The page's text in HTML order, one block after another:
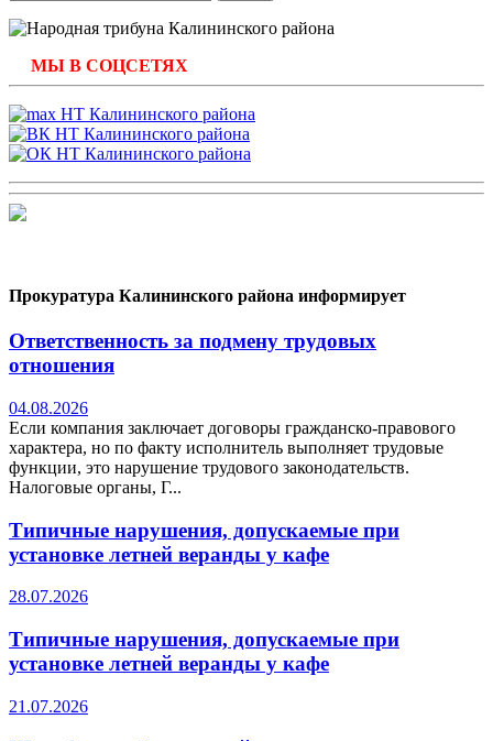
МЫ В СОЦСЕТЯХ
Прокуратура Калининского района информирует
Ответственность за подмену трудовых
отношения
04.08.2026
Если компания заключает договоры гражданско-правового
характера, но по факту исполнитель выполняет трудовые
функции, это нарушение трудового законодательств.
Налоговые органы, Г...
Типичные нарушения, допускаемые при
установке летней веранды у кафе
28.07.2026
Типичные нарушения, допускаемые при
установке летней веранды у кафе
21.07.2026